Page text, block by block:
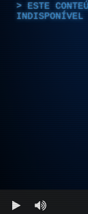
ESTE
INDISPONÍVEL